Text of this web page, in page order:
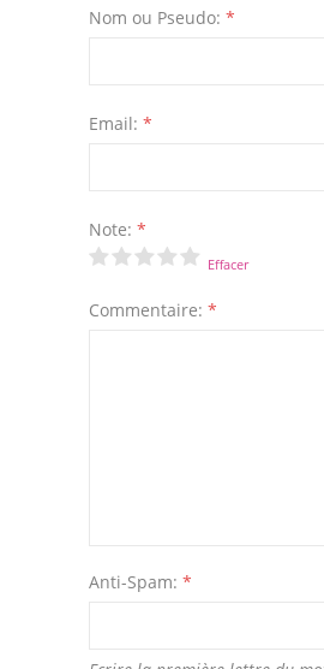
Nom ou Pseudo: *
Email: *
Note: *
Effacer
Commentaire: *
Anti-Spam: *